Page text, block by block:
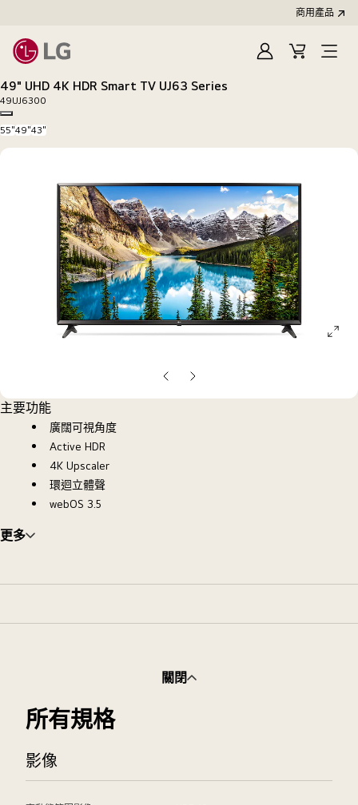
商用產品
登
購
49" UHD 4K HDR Smart TV UJ63 Series
49UJ6300
Copy model name
55"49"43"
上
一
下
一
主要功能
廣闊可視角度
Active HDR
4K Upscaler
環迴立體聲
webOS 3.5
更多
關閉
所有規格
影像